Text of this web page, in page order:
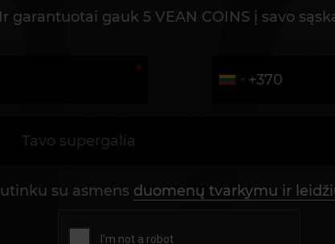
garantuotai gauk 5 VEAN COINS į savo
su asmens duomenų tvarkymu ir